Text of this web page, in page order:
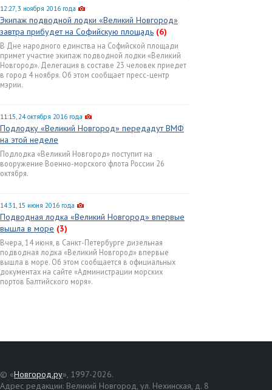
12:27, 3 ноября 2016 года
Экипаж подводной лодки «Великий Новгород»
завтра прибудет на Софийскую площадь (6)
В Дне народного единства на Софийской площади
примет участие экипаж подводной лодки «Великий
Новгород». Делегация в составе 23 человек приедет
в город 4 ноября. Об этом сообщает пресс-центр
мэрии.
11:15, 24 октября 2016 года
Подлодку «Великий Новгород» передадут ВМФ
на этой неделе
Подлодка «Великий Новгород» поступит на
вооружение Военно-морского флота России 26
октября.
14:31, 15 июня 2016 года
Подводная лодка «Великий Новгород» впервые
вышла в море (3)
Вчера, 14 июня, в Санкт-Петербурге дизельная
подводная лодка «Великий Новгород» впервые
вышла в море. Об этом сообщается в официальных
документах на сайте «Администрации морских
портов Балтийского моря».
© «Новгород.ру», 1997-2026.
Адрес редакции: Великий Новгород, ул. Нехинская, д. 8